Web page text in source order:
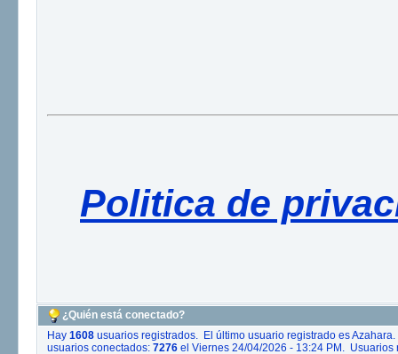
Politica de
¿Quién está conectado?
Hay 1608 usuarios registrados. El último usuario registrado esAzahara
usuarios conectados: 7276 el Viernes 24/04/2026 - 13:24 PM.